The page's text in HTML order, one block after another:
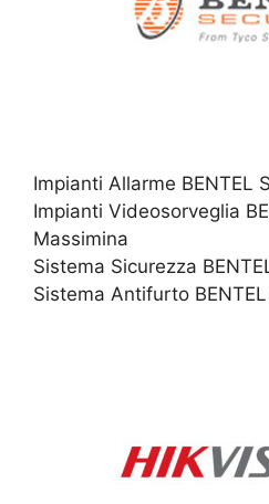
Impianti Allarme BENTEL
Impianti Videosorveglia
Massimina
Sistema Sicurezza
Sistema Antifurto